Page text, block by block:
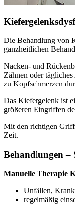
Die Behandlung von
ganzheitlichen
Nacken- und
Zähnen oder
zu Kopfschmerzen
Das Kiefergelenk ist
größeren Eingriffen
Mit den richtigen
Zeit.
Behandlungen –
Manuelle Therapie
Unfällen,
regelmäßig